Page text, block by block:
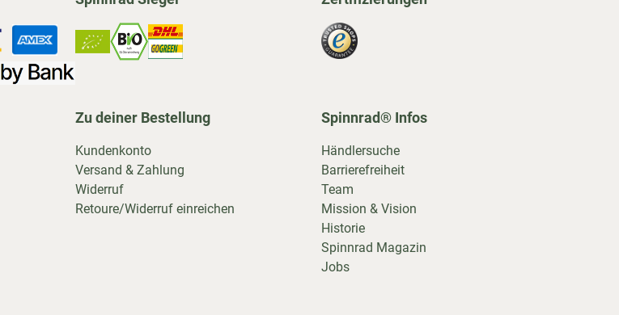
Zu deiner Bestellung
Kundenkonto
Versand & Zahlung
Widerruf
Retoure/Widerruf einreichen
Spinnrad® Infos
Händlersuche
Barrierefreiheit
Team
Mission & Vision
Historie
Spinnrad Magazin
Jobs